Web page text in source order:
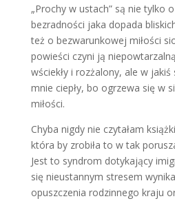
„Prochy w ustach” są nie tylko
bezradności jaka dopada
też o bezwarunkowej miłości
powieści czyni ją
wściekły i rozżalony, ale w
mnie ciepły, bo ogrzewa się w
miłości.
Chyba nigdy nie czytałam
która by zrobiła to w tak
Jest to syndrom dotykający
się nieustannym stresem
opuszczenia rodzinnego kraju